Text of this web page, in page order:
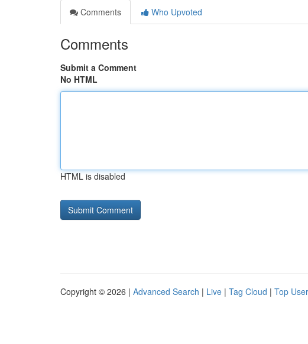
Comments
Who Upvoted
Comments
Submit a Comment
No HTML
HTML is disabled
Copyright © 2026 | Advanced Search | Live | Tag Cloud | Top